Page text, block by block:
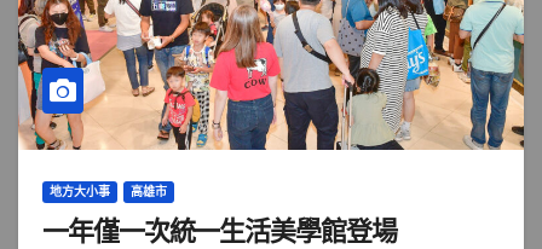
地方大小事 高雄市
一年僅一次統一生活美學館登場